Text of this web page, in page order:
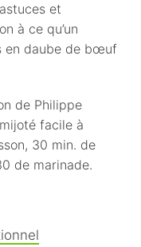
et
à ce qu’un
en daube de bœuf
de Philippe
facile à
30 min. de
de marinade.